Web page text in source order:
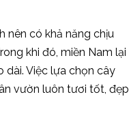
nên có khả năng chịu
khi đó, miền Nam lại
dài. Việc lựa chọn cây
vườn luôn tươi tốt, đẹp